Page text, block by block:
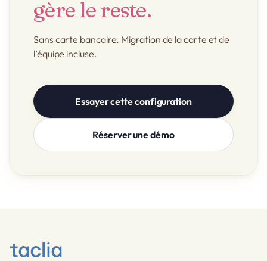
gère le reste.
Sans carte bancaire. Migration de la carte et de
l’équipe incluse.
Essayer cette configuration
Réserver une démo